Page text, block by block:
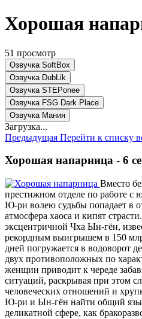
Хорошая
51 просмотр
Озвучка SoftBox
Озвучка DubLik
Озвучка STEPonee
Озвучка FSG Dark Place
Озвучка Мания
Загрузка...
Предыдущая Перейти к списку
Хорошая напарница - 6
Вместо
престижном отделе по работе
Ю-ри волею судьбы попадает в
атмосфера хаоса и кипят
эксцентричной Чха Ын-гён,
рекордным выигрышем в 150
дней погружается в водоворот
двух противоположных по
женщин приводит к череде
ситуаций, раскрывая при этом
человеческих отношений и
Ю-ри и Ын-гён найти общий
деликатной сфере, как